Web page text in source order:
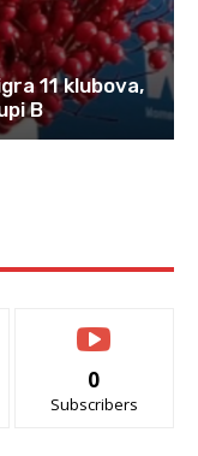
11 klubova,
B
0
Subscribers